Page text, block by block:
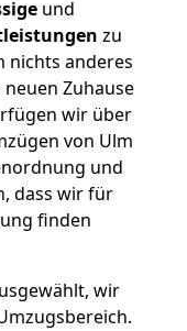
und
zu
nichts anderes
Zuhause
wir über
von Ulm
und
dass wir für
finden
wir